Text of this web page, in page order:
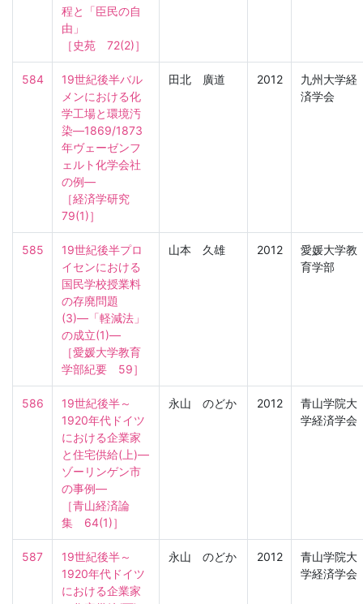
程と「臣民の自
由」
［史苑　72(2)］
584
19世紀後半バル
メンにおける化
学工場と環境汚
染―1869/1873
年ヴェーゼンフ
ェルト化学会社
の例―
［経済学研究
79(1)］
田北 廣道 2012
九州大学経
済学会
585
19世紀後半プロ
イセンにおける
国民学校授業料
の存廃問題
(3)―「軽減法」
の成立(1)―
［愛媛大学教育
学部紀要　59］
山本 久雄 2012
愛媛大学教
育学部
586
19世紀後半～
1920年代ドイツ
における企業家
と住宅供給(上)―
ゾーリンゲン市
の事例―
［青山経済論
集　64(1)］
永山 のどか 2012
青山学院大
学経済学会
587
19世紀後半～
1920年代ドイツ
における企業家
永山 のどか 2012
青山学院大
学経済学会